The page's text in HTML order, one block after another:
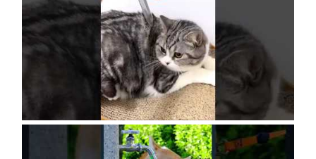
ネコにドッキリ仕掛けた結果５選 #猫のいる暮
らし #cat #面白集 #ねこ #笑ったら負け
2026年8月6日